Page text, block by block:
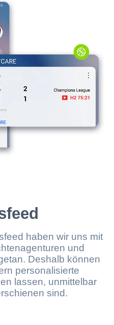
haben wir uns mit
und
Deshalb können
personalisierte
lassen, unmittelbar
sind.